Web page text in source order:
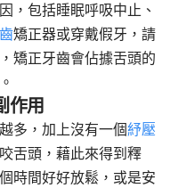
，包括睡眠呼吸中止、
矯正器或穿戴假牙，請
矯正牙齒會佔據舌頭的
作用
多，加上沒有一個紓壓
舌頭，藉此來得到釋
時間好好放鬆，或是安